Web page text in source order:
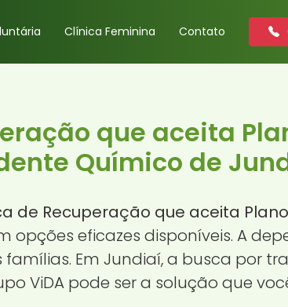
Clínica Feminina Contato
que aceita
Químico de
de Recuperação que aceita
opções eficazes disponíveis. A
Em Jundiaí, a busca por
ViDA pode ser a solução que